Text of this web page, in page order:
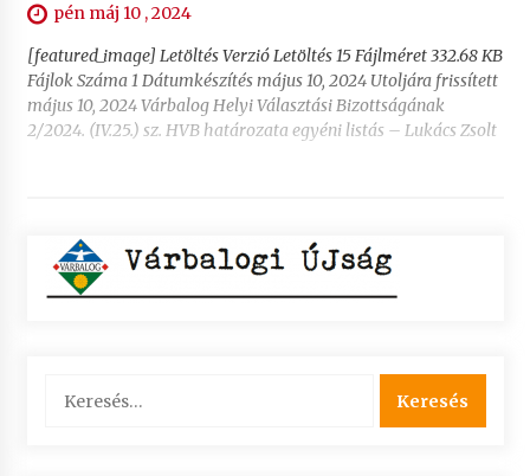
pén máj 10 , 2024
[featured_image] Letöltés Verzió Letöltés 15 Fájlméret 332.68 KB
Fájlok Száma 1 Dátumkészítés május 10, 2024 Utoljára frissített
május 10, 2024 Várbalog Helyi Választási Bizottságának
2/2024. (IV.25.) sz. HVB határozata egyéni listás – Lukács Zsolt